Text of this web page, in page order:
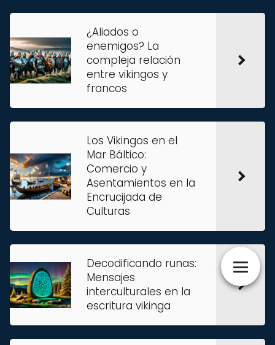
¿Aliados o
enemigos? La
compleja relación
entre vikingos y
francos
Los Vikingos en el
Mar Báltico:
Comercio y
Asentamientos en la
Encrucijada de
Culturas
Decodificando runas:
Mensajes
interculturales en la
escritura vikinga